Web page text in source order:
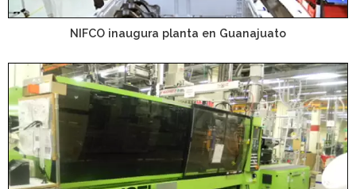
NIFCO inaugura planta en Guanajuato